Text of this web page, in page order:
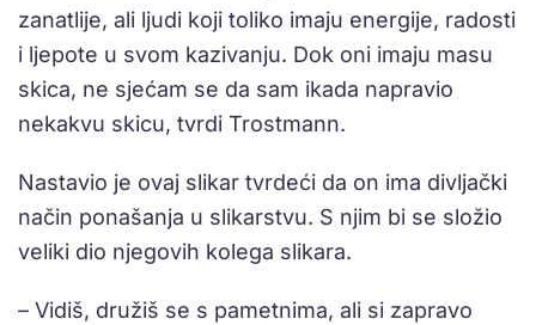
zanatlije, ali ljudi koji toliko imaju energije, radosti
i ljepote u svom kazivanju. Dok oni imaju masu
skica, ne sjećam se da sam ikada napravio
nekakvu skicu, tvrdi Trostmann.
Nastavio je ovaj slikar tvrdeći da on ima divljački
način ponašanja u slikarstvu. S njim bi se složio
veliki dio njegovih kolega slikara.
– Vidiš, družiš se s pametnima, ali si zapravo